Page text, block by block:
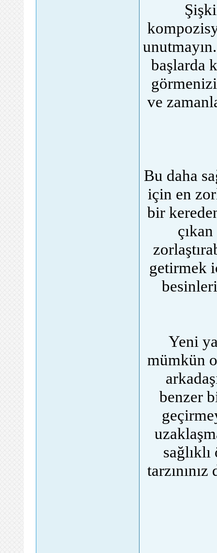
başlarda
ve
Bu daha
için en
bir
getirmek
Yeni
mümkün
benzer